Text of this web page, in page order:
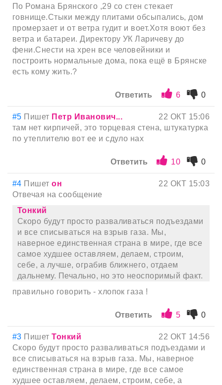
По Романа Брянского ,29 со стен стекает
говнище.Стыки между плитами обсыпались, дом
промерзает и от ветра гудит и воет.Хотя воют без
ветра и батареи. Директору УК Ларичеву до
фени.Снести на хрен все человейники и
построить нормальные дома, пока ещё в Брянске
есть кому жить.?
Ответить 6 0
#5 Пишет Петр Иванович...
22 ОКТ 15:06
там нет кирпичей, это торцевая стена, штукатурка
по утеплителю вот ее и сдуло нах
Ответить 10 0
#4 Пишетон
22 ОКТ 15:03
Отвечая на сообщение
Тонкий
Скоро будут просто разваливаться подъездами
и все списываться на взрыв газа. Мы,
наверное единственная страна в мире, где все
самое худшее оставляем, делаем, строим,
себе, а лучше, ограбив ближнего, отдаем
дальнему. Печально, но это неоспоримый факт.
правильно говорить - хлопок газа !
Ответить 5 0
#3 ПишетТонкий
22 ОКТ 14:56
Скоро будут просто разваливаться подъездами и
все списываться на взрыв газа. Мы, наверное
единственная страна в мире, где все самое
худшее оставляем, делаем, строим, себе, а